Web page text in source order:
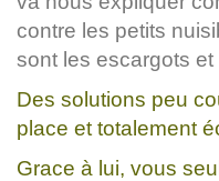
contre les petits
sont les escargots et
Des solutions peu
place et totalement
Grace à lui, vous